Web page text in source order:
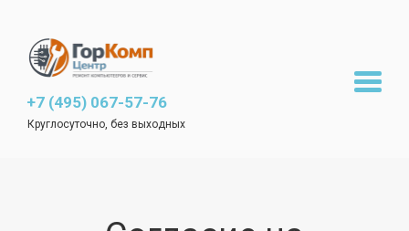
+7 (495) 067-57-76
Круглосуточно, без выходных